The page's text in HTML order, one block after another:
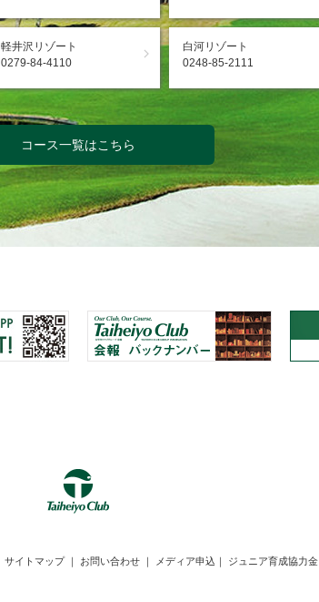
軽井沢リゾート
0279-84-4110
白河リゾート
0248-85-2111
コース一覧はこちら
サイトマップ｜ お問い合わせ ｜ メディア申込 ｜ ジュニア育成協力金